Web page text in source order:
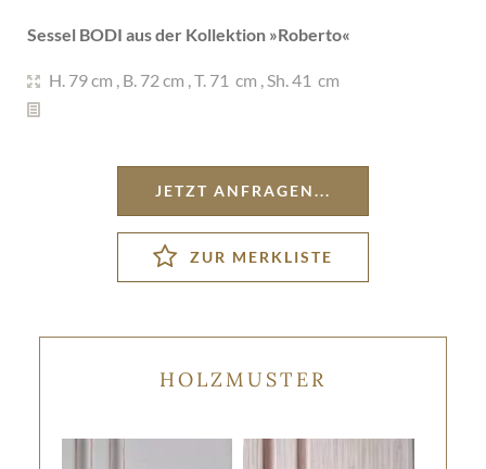
Sessel BODI aus der Kollektion »Roberto«
H. 79 cm , B. 72 cm ,T. 71 cm ,Sh. 41 cm
JETZT ANFRAGEN...
HOLZMUSTER